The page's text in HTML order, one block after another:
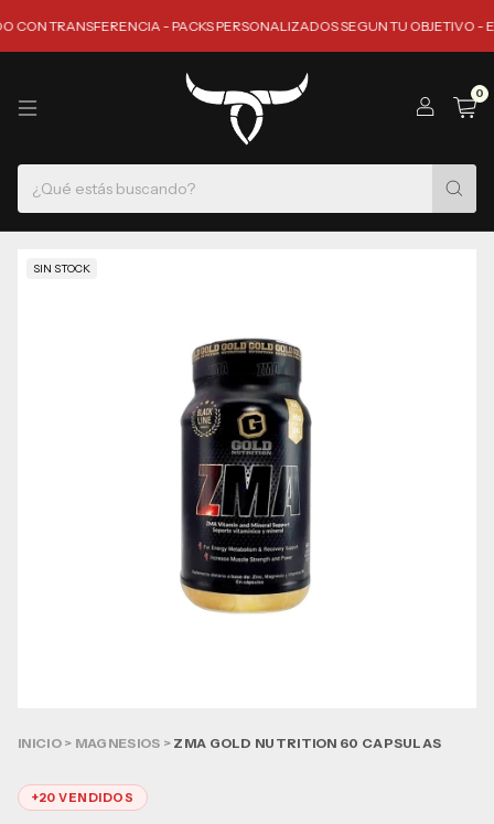
TRANSFERENCIA - PACKS PERSONALIZADOS SEGUN TU OBJETIVO -
0
SIN STOCK
INICIO > MAGNESIOS > ZMA GOLD NUTRITION 60 CAPSULAS
+20 VENDIDOS